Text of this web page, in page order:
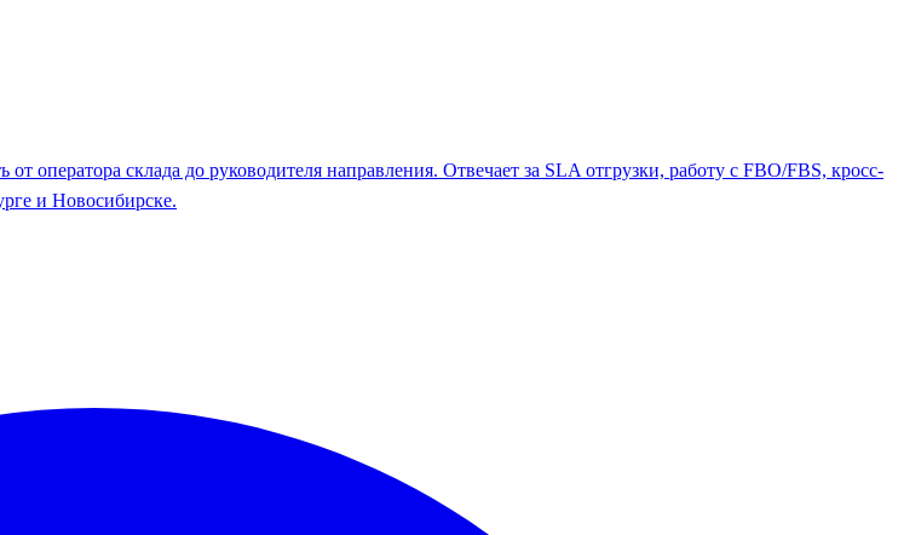
оператора склада до руководителя направления. Отвечает за SLA отгрузки, работу с FBO/FBS, кросс-
и Новосибирске.